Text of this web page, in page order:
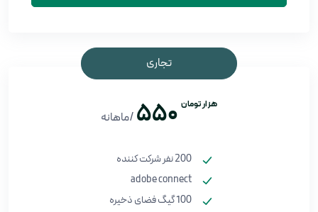
تجاری
هزار تومان 550 /ماهانه
200 نفر شرکت کننده
adobe connect
100 گیگ فضای ذخیره